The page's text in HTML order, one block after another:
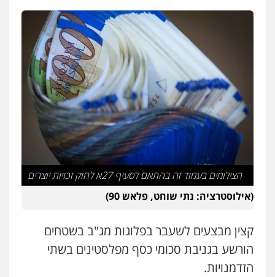
0505417090
עו"ד חמאדה מסרי
תעבורה
0526631970
עו"ד אייל אביטל
פשיעה חמורה מעצרים וחקירות
0544712201
כבריאן, מזר – משרד עורכי דין
0543986802
אלי אונגר משרד עו"ד
הצילומים בעמוד זה בהתאם לסעיף 27א לחוק זכויות יוצרים
(אילוסטרציה: נתי שוחט, פלאש 90)
קצין מבצעים לשעבר בפלוגות מג"ב בשטחים
הורשע בגניבת סכומי כסף מפלסטינים בשתי
הזדמנויות.